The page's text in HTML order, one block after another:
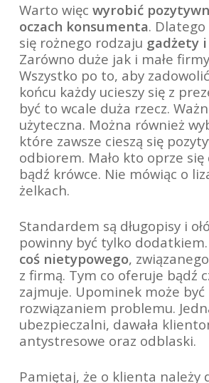
Warto więc wyrobić
oczach konsumenta.
się rożnego rodzaju gadżety
Zarówno duże jak i małe
Wszystko po to, aby
końcu każdy ucieszy się z
być to wcale duża rzecz.
użyteczna. Można również
które zawsze cieszą się
odbiorem. Mało kto oprze się
bądź krówce. Nie mówiąc o
żelkach.
Standardem są długopisy i
powinny być tylko dodatkiem.
coś nietypowego,
z firmą. Tym co oferuje bądź
zajmuje. Upominek może być
rozwiązaniem problemu.
ubezpieczalni, dawała
antystresowe oraz odblaski.
Pamiętaj, że o klienta należy